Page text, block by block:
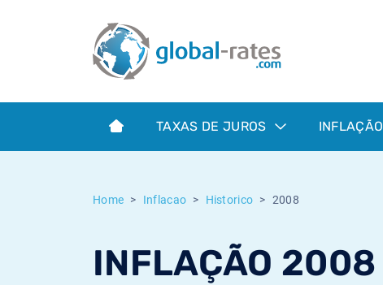
TAXAS DE JUROS INFLAÇÃO
Home Inflacao Historico 2008
INFLAÇÃO 2008
Term SOFR
O que é a inflação do IPC?
O que é a inflação do IHPC?
Taxas Euribor históricas
Taxas ESTER históricas
Taxas de inflação históricas
Calculadora de inflação